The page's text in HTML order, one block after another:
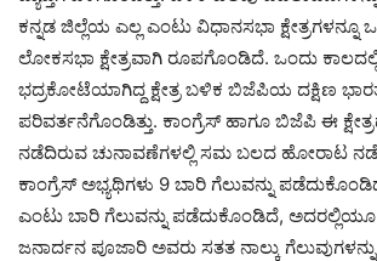
ಕನ್ನಡ ಜಿಲ್ಲೆಯ ಎಲ್ಲ ಎಂಟು ವಿಧಾನಸಭಾ ಕ್ಷೇತ್ರಗಳನ್ನೂ
ಲೋಕಸಭಾ ಕ್ಷೇತ್ರವಾಗಿ ರೂಪಗೊಂಡಿದೆ. ಒಂದು
ಭದ್ರಕೋಟೆಯಾಗಿದ್ದ ಕ್ಷೇತ್ರ ಬಳಿಕ ಬಿಜೆಪಿಯ ದಕ್ಷಿಣ
ಪರಿವರ್ತನೆಗೊಂಡಿತ್ತು. ಕಾಂಗ್ರೆಸ್ ಹಾಗೂ ಬಿಜೆಪಿ ಈ
ನಡೆದಿರುವ ಚುನಾವಣೆಗಳಲ್ಲಿ ಸಮ ಬಲದ ಹೋರಾಟ
ಕಾಂಗ್ರೆಸ್ ಅಭ್ಯಥಿಗಳು 9 ಬಾರಿ ಗೆಲುವನ್ನು
ಎಂಟು ಬಾರಿ ಗೆಲುವನ್ನು ಪಡೆದುಕೊಂಡಿದೆ,
ಜನಾರ್ದನ ಪೂಜಾರಿ ಅವರು ಸತತ ನಾಲ್ಕು